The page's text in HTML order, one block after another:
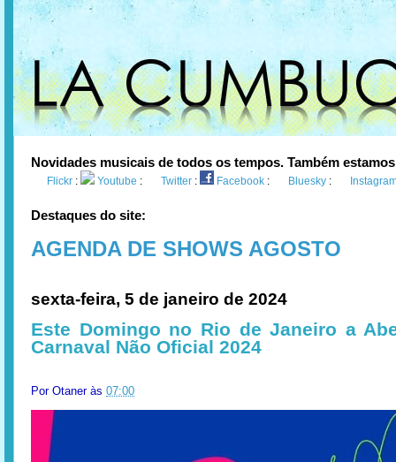
Novidades musicais de todos os tempos. Também
Flickr : Youtube : Twitter : Facebook : Bluesky :
Destaques do site:
AGENDA DE SHOWS AGOSTO
sexta-feira, 5 de janeiro de 2024
Este Domingo no Rio de Janeiro a
Carnaval Não Oficial 2024
Por Otaner às 07:00